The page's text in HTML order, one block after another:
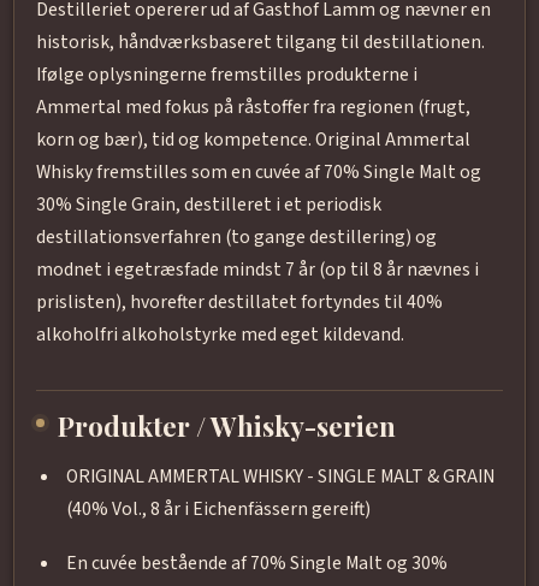
Destilleriet opererer ud af Gasthof Lamm og nævner en
historisk, håndværksbaseret tilgang til destillationen.
Ifølge oplysningerne fremstilles produkterne i
Ammertal med fokus på råstoffer fra regionen (frugt,
korn og bær), tid og kompetence. Original Ammertal
Whisky fremstilles som en cuvée af 70% Single Malt og
30% Single Grain, destilleret i et periodisk
destillationsverfahren (to gange destillering) og
modnet i egetræsfade mindst 7 år (op til 8 år nævnes i
prislisten), hvorefter destillatet fortyndes til 40%
alkoholfri alkoholstyrke med eget kildevand.
Produkter / Whisky-serien
ORIGINAL AMMERTAL WHISKY - SINGLE MALT & GRAIN
(40% Vol., 8 år i Eichenfässern gereift)
En cuvée bestående af 70% Single Malt og 30%